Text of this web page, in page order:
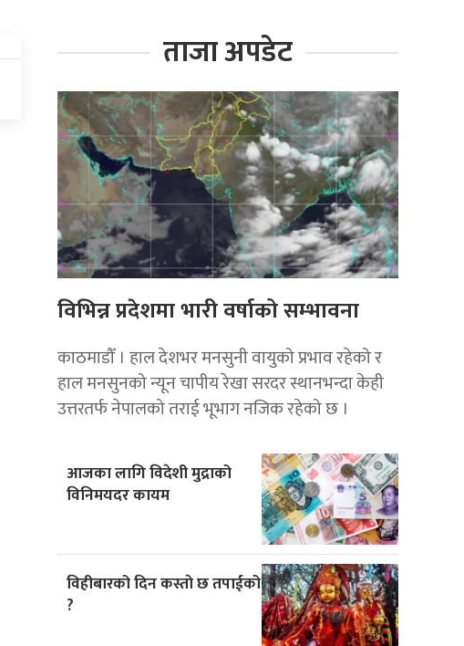
ताजा अपडेट
विभिन्न प्रदेशमा भारी वर्षाको सम्भावना
काठमाडौँ । हाल देशभर मनसुनी वायुको प्रभाव रहेको र
हाल मनसुनको न्यून चापीय रेखा सरदर स्थानभन्दा केही
उत्तरतर्फ नेपालको तराई भूभाग नजिक रहेको छ ।
आजका लागि विदेशी मुद्राको
विनिमयदर कायम
विहीबारको दिन कस्ताे छ तपाईको
?